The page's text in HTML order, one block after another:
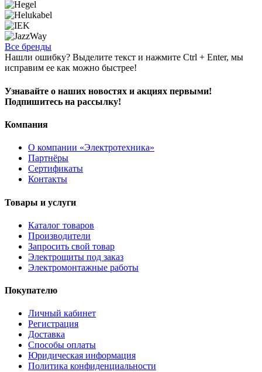
Все бренды
Нашли ошибку? Выделите текст и нажмите Ctrl + Enter, мы
исправим ее как можно быстрее!
Узнавайте о наших новостях и акциях первыми!
Подпишитесь на рассылку!
Компания
О компании «Электротехника»
Партнёры
Сертификаты
Контакты
Товары и услуги
Каталог товаров
Производители
Запросить свой товар
Электрощиты под заказ
Электромонтажные работы
Покупателю
Личный кабинет
Регистрация
Доставка
Способы оплаты
Юридическая информация
Политика конфиденциальности